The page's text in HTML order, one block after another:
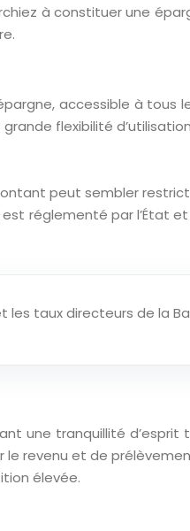
à constituer une
accessible à tous
flexibilité
peut sembler
réglementé par l’État
taux directeurs de la
une tranquillité d’esprit
revenu et de
élevée.